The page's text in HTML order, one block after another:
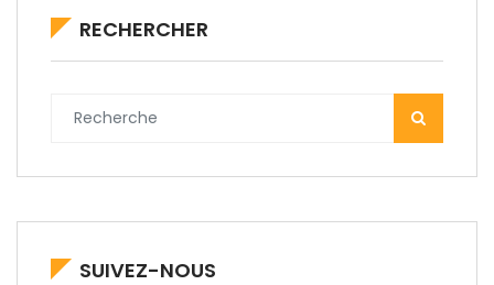
RECHERCHER
SUIVEZ-NOUS